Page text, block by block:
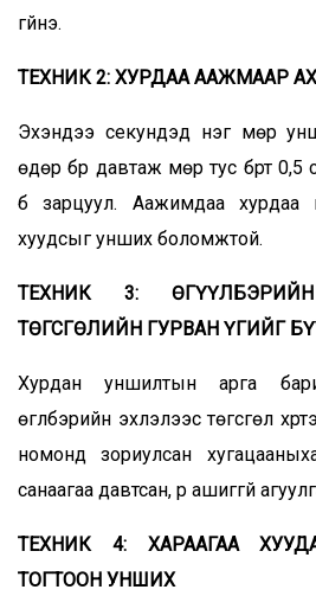
гүйнэ.
ТЕХНИК 2: ХУРДАА ААЖМААР
Эхэндээ секундэд нэг мөр
өдөр бүр давтаж мөр тус бүрт 0,5
бүү зарцуул. Аажимдаа
хуудсыг унших боломжтой.
ТЕХНИК 3:
ТӨГСГӨЛИЙН ГУРВАН ҮГИЙГ
Хурдан уншилтын арга
өгүүлбэрийн эхлэлээс төгсгөл
номонд зориулсан
санаагаа давтсан, үр ашиггүй
ТЕХНИК 4: ХАРААГАА
ТОГТООН УНШИХ